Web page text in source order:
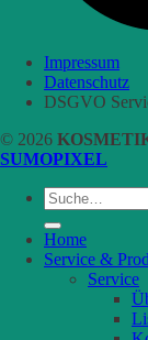
Impressum
Datenschutz
DSGVO
© 2026
SUMOPIXEL
Suche
nach:
Home
Service &
Service